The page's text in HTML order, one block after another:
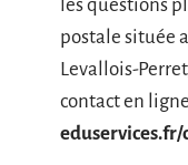
les questions
postale située
Levallois-
contact en